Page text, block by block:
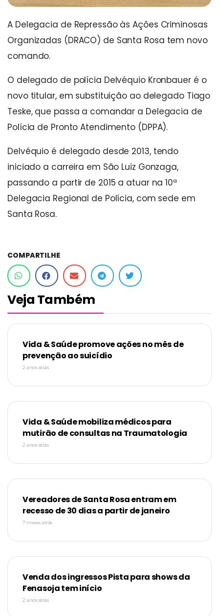
A Delegacia de Repressão às Ações Criminosas
Organizadas (DRACO) de Santa Rosa tem novo
comando.
O delegado de polícia Delvéquio Kronbauer é o
novo titular, em substituição ao delegado Tiago
Teske, que passa a comandar a Delegacia de
Polícia de Pronto Atendimento (DPPA).
Delvéquio é delegado desde 2013, tendo
iniciado a carreira em São Luiz Gonzaga,
passando a partir de 2015 a atuar na 10ª
Delegacia Regional de Polícia, com sede em
Santa Rosa.
COMPARTILHE
Veja Também
Vida & Saúde promove ações no mês de
prevenção ao suicídio
2 anos atrás
Vida & Saúde mobiliza médicos para
mutirão de consultas na Traumatologia
2 anos atrás
Vereadores de Santa Rosa entram em
recesso de 30 dias a partir de janeiro
7 meses atrás
Venda dos ingressos Pista para shows da
Fenasoja tem início
2 anos atrás